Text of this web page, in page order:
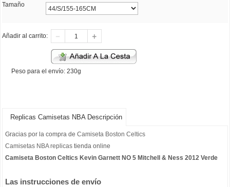
Tamaño
Añadir al carrito:
Peso para el envío: 230g
Replicas Camisetas NBA Descripción
Gracias por la compra de Camiseta Boston Celtics
Camisetas NBA replicas tienda online
Camiseta Boston Celtics Kevin Garnett NO 5 Mitchell & Ness 2012 Verde
Las instrucciones de envío